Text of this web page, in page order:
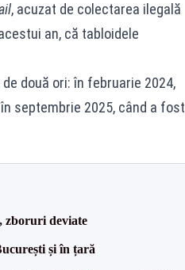
, acuzat de colectarea ilegală
an, că tabloidele
două ori: în februarie 2024,
septembrie 2025, când a fost
zboruri deviate
și în țară